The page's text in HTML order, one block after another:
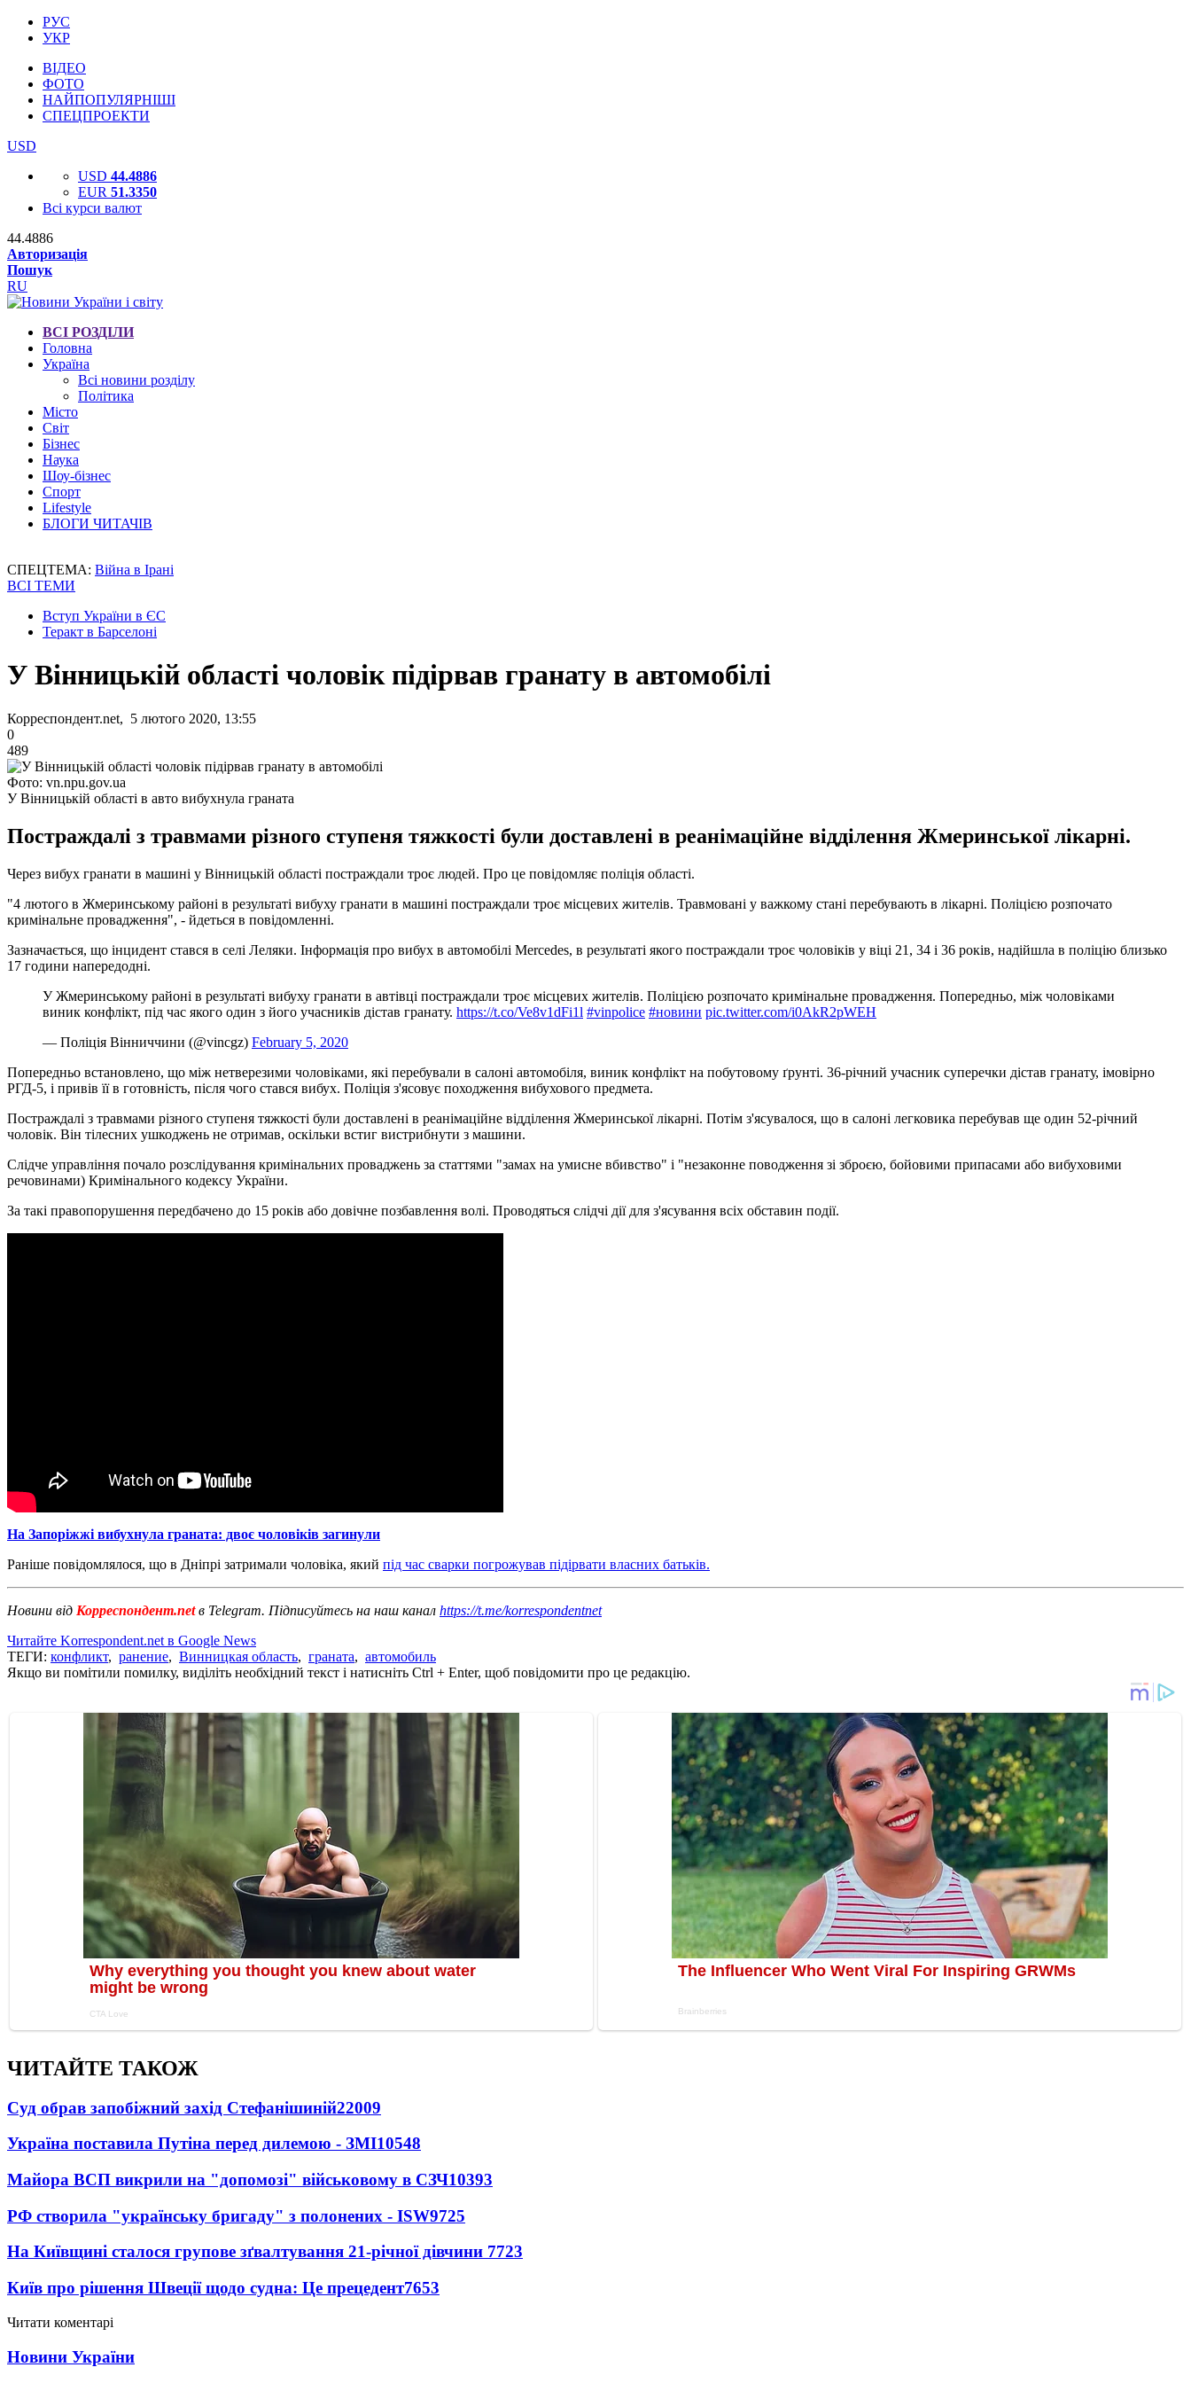
РУС
УКР
ВІДЕО
ФОТО
НАЙПОПУЛЯРНІШІ
СПЕЦПРОЕКТИ
USD
USD 44.4886
EUR 51.3350
Всі курси валют
44.4886
Авторизація
Пошук
RU
ВСІ РОЗДІЛИ
Головна
Україна
Всі новини розділу
Політика
Місто
Світ
Бізнес
Наука
Шоу-бізнес
Спорт
Lifestyle
БЛОГИ ЧИТАЧІВ
СПЕЦТЕМА: Війна в Ірані
ВСІ ТЕМИ
Вступ України в ЄС
Теракт в Барселоні
У Вінницькій області чоловік підірвав гранату в автомобілі
Корреспондент.net, 5 лютого 2020, 13:55
0
489
Фото: vn.npu.gov.ua
У Вінницькій області в авто вибухнула граната
Постраждалі з травмами різного ступеня тяжкості були доставлені в реанімаційне відділення Жмеринської лікарні.
Через вибух гранати в машині у Вінницькій області постраждали троє людей. Про це повідомляє поліція області.
"4 лютого в Жмеринському районі в результаті вибуху гранати в машині постраждали троє місцевих жителів. Травмовані у важкому стані перебувають в лікарні. Поліцією розпочато
кримінальне провадження", - йдеться в повідомленні.
Зазначається, що інцидент стався в селі Леляки. Інформація про вибух в автомобілі Mercedes, в результаті якого постраждали троє чоловіків у віці 21, 34 і 36 років, надійшла в поліцію близько
17 години напередодні.
У Жмеринському районі в результаті вибуху гранати в автівці постраждали троє місцевих жителів. Поліцією розпочато кримінальне провадження. Попередньо, між чоловіками
виник конфлікт, під час якого один з його учасників дістав гранату. https://t.co/Ve8v1dFi1l #vinpolice #новини pic.twitter.com/i0AkR2pWEH
— Поліція Вінниччини (@vincgz) February 5, 2020
Попередньо встановлено, що між нетверезими чоловіками, які перебували в салоні автомобіля, виник конфлікт на побутовому ґрунті. 36-річний учасник суперечки дістав гранату, імовірно
РГД-5, і привів її в готовність, після чого стався вибух. Поліція з'ясовує походження вибухового предмета.
Постраждалі з травмами різного ступеня тяжкості були доставлені в реанімаційне відділення Жмеринської лікарні. Потім з'ясувалося, що в салоні легковика перебував ще один 52-річний
чоловік. Він тілесних ушкоджень не отримав, оскільки встиг вистрибнути з машини.
Слідче управління почало розслідування кримінальних проваджень за статтями "замах на умисне вбивство" і "незаконне поводження зі зброєю, бойовими припасами або вибуховими
речовинами) Кримінального кодексу України.
За такі правопорушення передбачено до 15 років або довічне позбавлення волі. Проводяться слідчі дії для з'ясування всіх обставин події.
На Запоріжжі вибухнула граната: двоє чоловіків загинули
Раніше повідомлялося, що в Дніпрі затримали чоловіка, який під час сварки погрожував підірвати власних батьків.
Новини від Корреспондент.netв Telegram. Підписуйтесь на наш канал https://t.me/korrespondentnet
Читайте Korrespondent.net в Google News
ТЕГИ: конфликт, ранение, Винницкая область, граната, автомобиль
Якщо ви помітили помилку, виділіть необхідний текст і натисніть Ctrl + Enter, щоб повідомити про це редакцію.
ЧИТАЙТЕ ТАКОЖ
Суд обрав запобіжний захід Стефанішиній22009
Україна поставила Путіна перед дилемою - ЗМІ10548
Майора ВСП викрили на "допомозі" військовому в СЗЧ10393
РФ створила "українську бригаду" з полонених - ISW9725
На Київщині сталося групове зґвалтування 21-річної дівчини 7723
Київ про рішення Швеції щодо судна: Це прецедент7653
Читати коментарі
Новини України